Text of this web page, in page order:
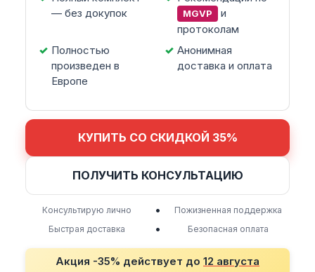
— без докупок
MGVP
и
протоколам
Полностью
произведен в
Европе
Анонимная
доставка и оплата
КУПИТЬ СО СКИДКОЙ 35%
ПОЛУЧИТЬ КОНСУЛЬТАЦИЮ
Консультирую лично •
Пожизненная поддержка
Быстрая доставка
• Безопасная оплата
Акция -35% действует до 12 августа